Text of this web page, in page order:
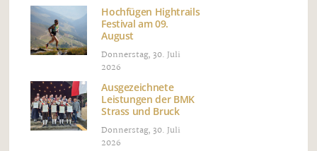
Hochfügen Hightrails
Festival am 09.
August
Donnerstag, 30. Juli
2026
Ausgezeichnete
Leistungen der BMK
Strass und Bruck
Donnerstag, 30. Juli
2026